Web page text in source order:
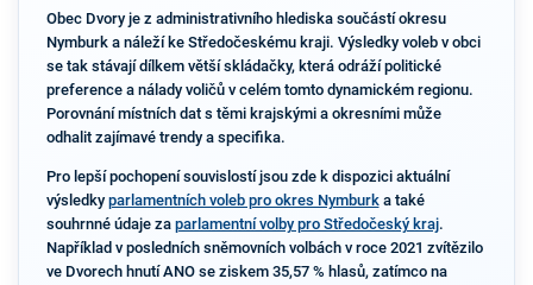
Obec Dvory je z administrativního hlediska součástí okresu
Nymburk a náleží ke Středočeskému kraji. Výsledky voleb v obci
se tak stávají dílkem větší skládačky, která odráží politické
preference a nálady voličů v celém tomto dynamickém regionu.
Porovnání místních dat s těmi krajskými a okresními může
odhalit zajímavé trendy a specifika.
Pro lepší pochopení souvislostí jsou zde k dispozici aktuální
výsledky parlamentních voleb pro okres Nymburka také
souhrnné údaje za parlamentní volby pro Středočeský kraj.
Například v posledních sněmovních volbách v roce 2021 zvítězilo
ve Dvorech hnutí ANO se ziskem 35,57 % hlasů, zatímco na